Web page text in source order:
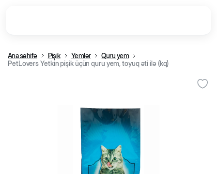
Ana səhifə Pişik Yemlər
Quru yem
PetLovers Yetkin pişik üçün quru yem, toyuq əti ilə (kq)